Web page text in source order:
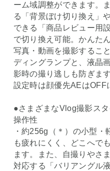
ーム域調整ができます。
る「背景ぼけ切り換え」
できる「商品レビュー用
で切り換え可能。かんた
写真・動画を撮影するこ
ディングランプと、液晶
影時の撮り逃しも防ぎま
設定時は顔優先AEはOFF
●さまざまなVlog撮影ス
操作性
・約256g（＊）の小型
も疲れにくく、どこへで
ます。また、自撮りやさ
対応する「バリアングル